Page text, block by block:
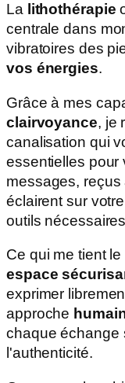
La lithothérapie
centrale dans
vibratoires des
vos énergies.
Grâce à mes
clairvoyance, je
canalisation qui
essentielles pour
messages, reçus
éclairent sur
outils
Ce qui me tient
espace
exprimer
approche
chaque échange
l'authenticité.